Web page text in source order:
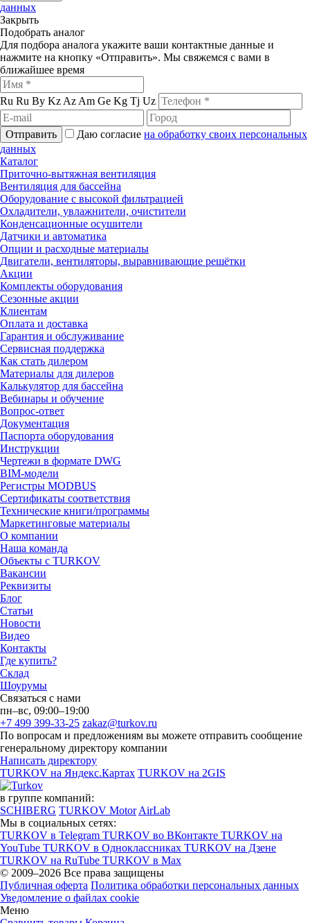
данных
Закрыть
Подобрать аналог
Для подбора аналога укажите ваши контактные данные и
нажмите на кнопку «Отправить». Мы свяжемся с вами в
ближайшее время
Ru Ru By Kz Az Am Ge Kg Tj Uz
Отправить Даю согласие на обработку своих персональных
данных
Каталог
Приточно-вытяжная вентиляция
Вентиляция для бассейна
Оборудование с высокой фильтрацией
Охладители, увлажнители, очистители
Конденсационные осушители
Датчики и автоматика
Опции и расходные материалы
Двигатели, вентиляторы, выравнивающие решётки
Акции
Комплекты оборудования
Сезонные акции
Клиентам
Оплата и доставка
Гарантия и обслуживание
Сервисная поддержка
Как стать дилером
Материалы для дилеров
Калькулятор для бассейна
Вебинары и обучение
Вопрос-ответ
Документация
Паспорта оборудования
Инструкции
Чертежи в формате DWG
BIM-модели
Регистры MODBUS
Сертификаты соответствия
Технические книги/программы
Маркетинговые материалы
О компании
Наша команда
Объекты с TURKOV
Вакансии
Реквизиты
Блог
Статьи
Новости
Видео
Контакты
Где купить?
Склад
Шоурумы
Связаться с нами
пн–вс, 09:00–19:00
+7 499 399-33-25 zakaz@turkov.ru
По вопросам и предложениям вы можете отправить сообщение
генеральному директору компании
Написать директору
TURKOV на Яндекс.Картах TURKOV на 2GIS
в группе компаний:
SCHIBERG TURKOV Motor AirLab
Мы в социальных сетях:
TURKOV в Telegram TURKOV во ВКонтакте TURKOV на
YouTube TURKOV в Одноклассниках TURKOV на Дзене
TURKOV на RuTube TURKOV в Max
© 2009–2026 Все права защищены
Публичная оферта Политика обработки персональных данных
Уведомление о файлах cookie
Меню